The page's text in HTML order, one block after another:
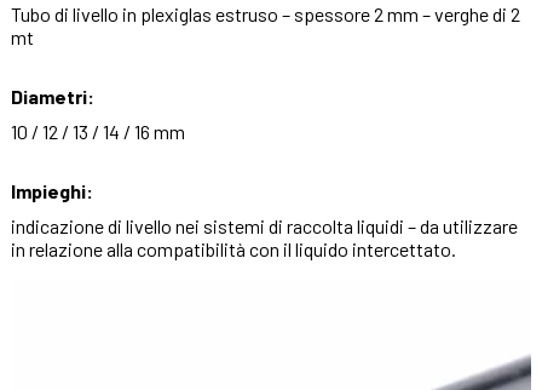
Tubo di livello in plexiglas estruso – spessore 2 mm – verghe di 2
mt
Diametri:
10 / 12 / 13 / 14 / 16 mm
Impieghi:
indicazione di livello nei sistemi di raccolta liquidi – da utilizzare
in relazione alla compatibilità con il liquido intercettato.